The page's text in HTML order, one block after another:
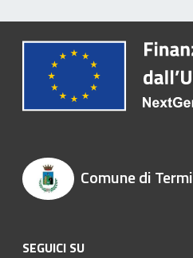
Comune di
SEGUICI SU